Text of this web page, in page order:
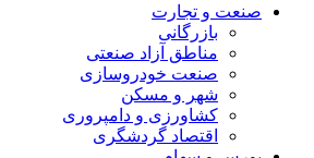
صنعت و تجارت
بازرگانی
مناطق آزاد صنعتی
صنعت خودروسازی
شهر و مسکن
کشاورزی و دامپروری
اقتصاد گردشگری